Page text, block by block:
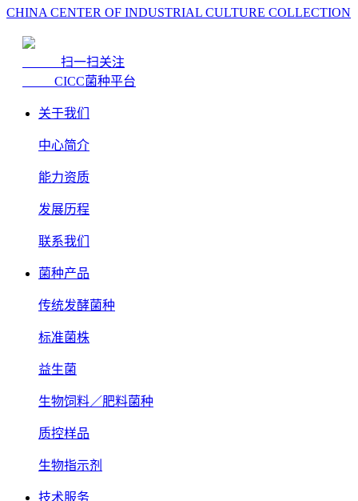
CHINA CENTER OF INDUSTRIAL CULTURE COLLECTION
扫一扫关注
CICC菌种平台
关于我们
中心简介
能力资质
发展历程
联系我们
菌种产品
传统发酵菌种
标准菌株
益生菌
生物饲料／肥料菌种
质控样品
生物指示剂
技术服务